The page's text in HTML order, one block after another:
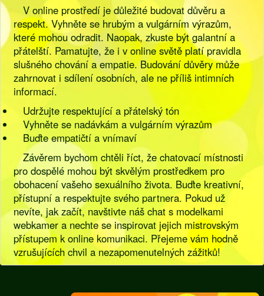
V online prostředí je důležité budovat důvěru a
respekt. Vyhněte se hrubým a vulgárním výrazům,
které mohou odradit. Naopak, zkuste být galantní a
přátelští. Pamatujte, že i v online světě platí pravidla
slušného chování a empatie. Budování důvěry může
zahrnovat i sdílení osobních, ale ne příliš intimních
informací.
Udržujte respektující a přátelský tón
Vyhněte se nadávkám a vulgárním výrazům
Buďte empatičtí a vnímaví
Závěrem bychom chtěli říct, že chatovací místnosti
pro dospělé mohou být skvělým prostředkem pro
obohacení vašeho sexuálního života. Buďte kreativní,
přístupní a respektujte svého partnera. Pokud už
nevíte, jak začít, navštivte náš chat s modelkami
webkamer a nechte se inspirovat jejich mistrovským
přístupem k online komunikaci. Přejeme vám hodně
vzrušujících chvil a nezapomenutelných zážitků!